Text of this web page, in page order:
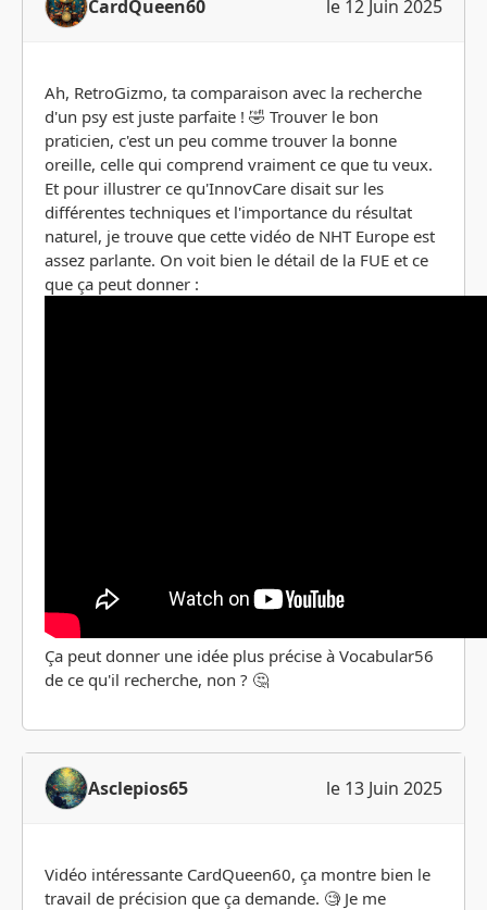
CardQueen60 le 12 Juin 2025
Ah, RetroGizmo, ta comparaison avec la recherche
d'un psy est juste parfaite ! 🤣 Trouver le bon
praticien, c'est un peu comme trouver la bonne
oreille, celle qui comprend vraiment ce que tu veux.
Et pour illustrer ce qu'InnovCare disait sur les
différentes techniques et l'importance du résultat
naturel, je trouve que cette vidéo de NHT Europe est
assez parlante. On voit bien le détail de la FUE et ce
que ça peut donner :
Ça peut donner une idée plus précise à Vocabular56
de ce qu'il recherche, non ? 🤔
Asclepios65 le 13 Juin 2025
Vidéo intéressante CardQueen60, ça montre bien le
travail de précision que ça demande. 🧐 Je me